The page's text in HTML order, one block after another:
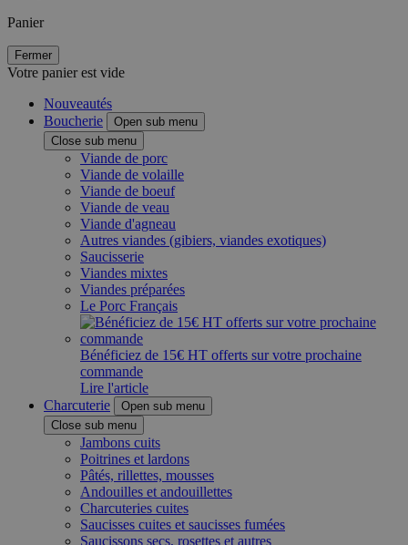
Panier
Fermer
Votre panier est vide
Nouveautés
Boucherie
Open sub menu
Close sub menu
Viande de porc
Viande de volaille
Viande de boeuf
Viande de veau
Viande d'agneau
Autres viandes (gibiers, viandes exotiques)
Saucisserie
Viandes mixtes
Viandes préparées
Le Porc Français
Bénéficiez de 15€ HT offerts sur votre prochaine
commande
Lire l'article
Charcuterie
Open sub menu
Close sub menu
Jambons cuits
Poitrines et lardons
Pâtés, rillettes, mousses
Andouilles et andouillettes
Charcuteries cuites
Saucisses cuites et saucisses fumées
Saucissons secs, rosettes et autres